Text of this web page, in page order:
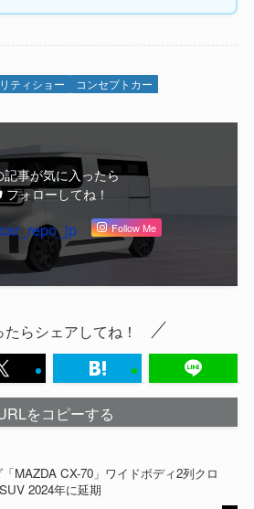
ティショー コンセプトカー
記事が気に入ったら
フォローしてね！
Follow Me
たらシェアしてね！
をコピーする
MAZDA CX-70」ワイドボディ2列クロ
2024年に延期